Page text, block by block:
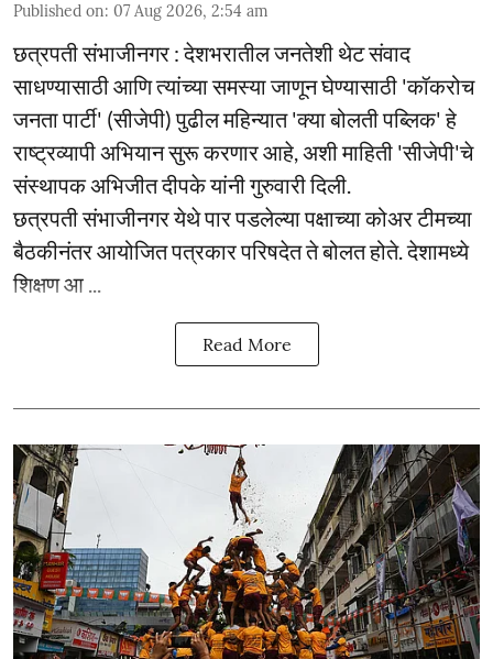
Published on: 07 Aug 2026, 2:54 am
छत्रपती संभाजीनगर : देशभरातील जनतेशी थेट संवाद
साधण्यासाठी आणि त्यांच्या समस्या जाणून घेण्यासाठी 'कॉकरोच
जनता पार्टी' (सीजेपी) पुढील महिन्यात 'क्या बोलती पब्लिक' हे
राष्ट्रव्यापी अभियान सुरू करणार आहे, अशी माहिती 'सीजेपी'चे
संस्थापक अभिजीत दीपके यांनी गुरुवारी दिली.
छत्रपती संभाजीनगर येथे पार पडलेल्या पक्षाच्या कोअर टीमच्या
बैठकीनंतर आयोजित पत्रकार परिषदेत ते बोलत होते. देशामध्ये
शिक्षण आ ...
Read More